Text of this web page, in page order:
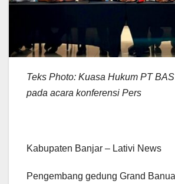
Teks Photo: Kuasa Hukum PT
pada acara konferensi Pers
Kabupaten Banjar – Lativi News
Pengembang gedung Grand